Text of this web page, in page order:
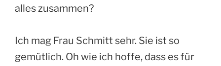
alles zusammen?
Ich mag Frau Schmitt sehr. Sie ist so
gemütlich. Oh wie ich hoffe, dass es für